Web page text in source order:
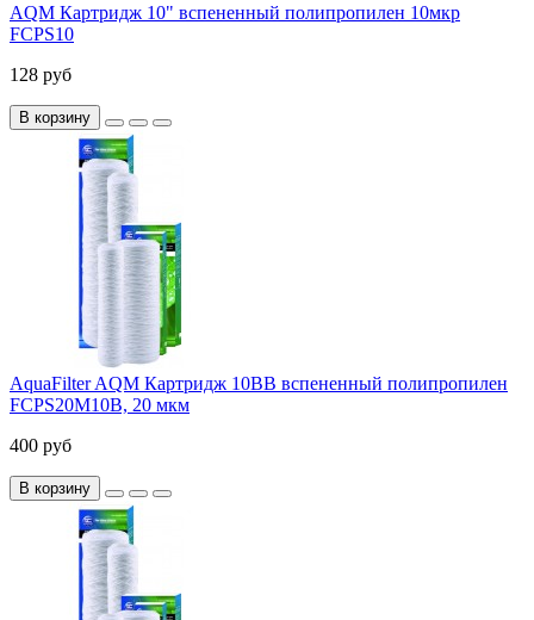
AQM Картридж 10" вспененный полипропилен 10мкр
FCPS10
128 руб
В корзину
AquaFilter AQM Картридж 10ВВ вспененный полипропилен
FCPS20M10B, 20 мкм
400 руб
В корзину